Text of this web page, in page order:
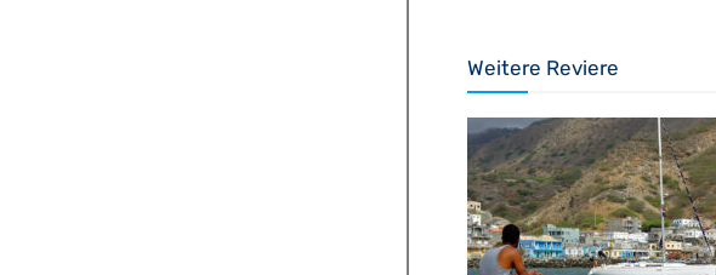
Weitere Reviere